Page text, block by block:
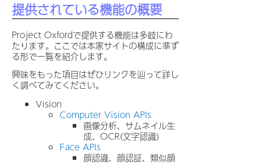
提供されている機能の概要
Project Oxfordで提供する機能は多岐にわ
たります。ここでは本家サイトの構成に準ず
る形で一覧を紹介します。
興味をもった項目はぜひリンクを辿って詳し
く調べてみてください。
Vision
Computer Vision APIs
画像分析、サムネイル生
成、OCR(文字認識)
Face APIs
顔認識、顔認証、類似顔